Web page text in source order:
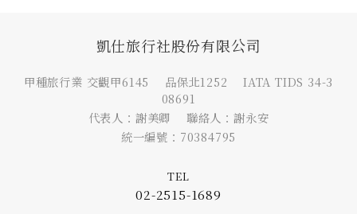
凱仕旅行社股份有限公司
甲種旅行業 交觀甲6145 品保北1252 IATA TIDS 34-3
08691
代表人：謝美卿 聯絡人：謝永安
統一編號：70384795
TEL
02-2515-1689